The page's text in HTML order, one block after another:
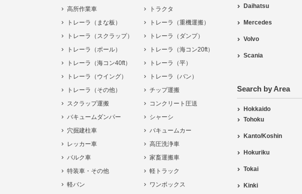
高所作業車
トラクタ
トレーラ（まな板）
トレーラ（重機運搬）
トレーラ（スクラップ）
トレーラ（ダンプ）
トレーラ（ポール）
トレーラ（海コン20ft）
トレーラ（海コン40ft）
トレーラ（平）
トレーラ（ウイング）
トレーラ（バン）
トレーラ（その他）
チップ運搬
スクラップ運搬
コンクリート圧送
バキュームダンパー
シャーシ
穴掘建柱車
バキュームカー
レッカー車
高圧洗浄車
バルク車
家畜運搬車
特装車・その他
軽トラック
軽バン
ワンボックス
Daihatsu
Mercedes
Volvo
Scania
Search by Area
Hokkaido
Tohoku
Kanto/Koshin
Hokuriku
Tokai
Kinki